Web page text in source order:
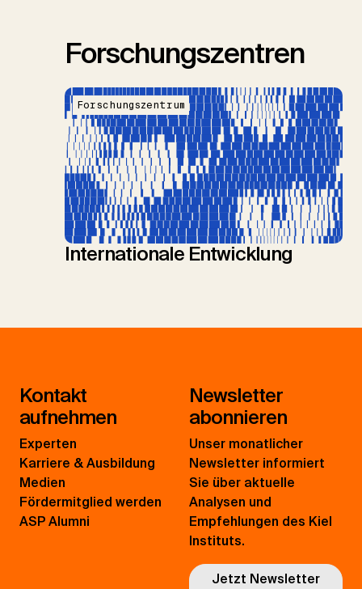
Forschungszentren
Forschungszentrum
Internationale Entwicklung
Kontakt
aufnehmen
Experten
Karriere & Ausbildung
Medien
Fördermitglied werden
ASP Alumni
Newsletter
abonnieren
Unser monatlicher
Newsletter informiert
Sie über aktuelle
Analysen und
Empfehlungen des Kiel
Instituts.
Jetzt Newsletter